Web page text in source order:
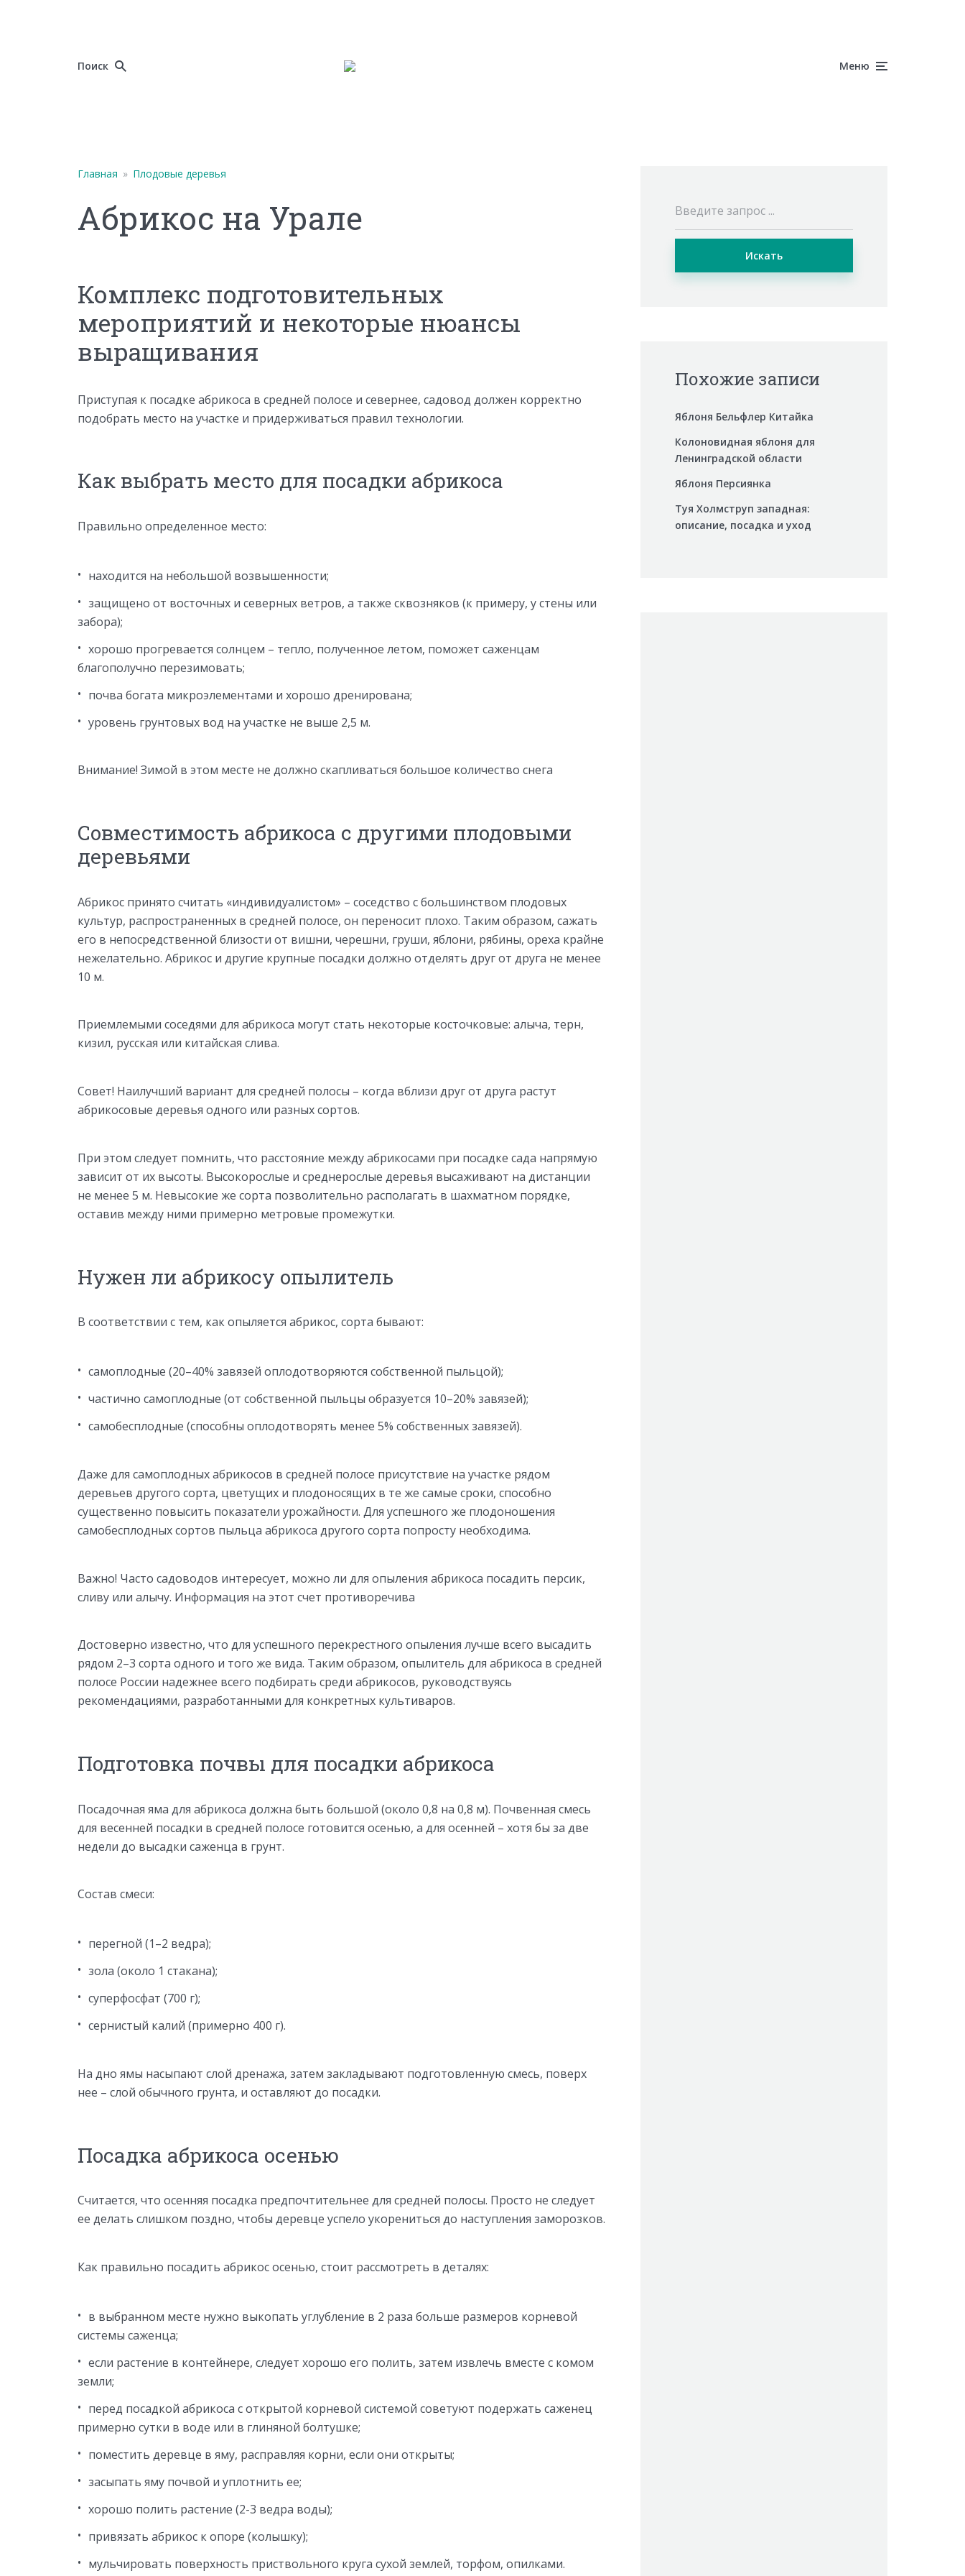
Поиск Меню
Главная » Плодовые деревья
Абрикос на Урале
Комплекс подготовительных
мероприятий и некоторые нюансы
выращивания
Приступая к посадке абрикоса в средней полосе и севернее, садовод должен корректно
подобрать место на участке и придерживаться правил технологии.
Как выбрать место для посадки абрикоса
Правильно определенное место:
находится на небольшой возвышенности;
защищено от восточных и северных ветров, а также сквозняков (к примеру, у стены или
забора);
хорошо прогревается солнцем – тепло, полученное летом, поможет саженцам
благополучно перезимовать;
почва богата микроэлементами и хорошо дренирована;
уровень грунтовых вод на участке не выше 2,5 м.
Внимание! Зимой в этом месте не должно скапливаться большое количество снега
Совместимость абрикоса с другими плодовыми
деревьями
Абрикос принято считать «индивидуалистом» – соседство с большинством плодовых
культур, распространенных в средней полосе, он переносит плохо. Таким образом, сажать
его в непосредственной близости от вишни, черешни, груши, яблони, рябины, ореха крайне
нежелательно. Абрикос и другие крупные посадки должно отделять друг от друга не менее
10 м.
Приемлемыми соседями для абрикоса могут стать некоторые косточковые: алыча, терн,
кизил, русская или китайская слива.
Совет! Наилучший вариант для средней полосы – когда вблизи друг от друга растут
абрикосовые деревья одного или разных сортов.
При этом следует помнить, что расстояние между абрикосами при посадке сада напрямую
зависит от их высоты. Высокорослые и среднерослые деревья высаживают на дистанции
не менее 5 м. Невысокие же сорта позволительно располагать в шахматном порядке,
оставив между ними примерно метровые промежутки.
Нужен ли абрикосу опылитель
В соответствии с тем, как опыляется абрикос, сорта бывают:
самоплодные (20–40% завязей оплодотворяются собственной пыльцой);
частично самоплодные (от собственной пыльцы образуется 10–20% завязей);
самобесплодные (способны оплодотворять менее 5% собственных завязей).
Даже для самоплодных абрикосов в средней полосе присутствие на участке рядом
деревьев другого сорта, цветущих и плодоносящих в те же самые сроки, способно
существенно повысить показатели урожайности. Для успешного же плодоношения
самобесплодных сортов пыльца абрикоса другого сорта попросту необходима.
Важно! Часто садоводов интересует, можно ли для опыления абрикоса посадить персик,
сливу или алычу. Информация на этот счет противоречива
Достоверно известно, что для успешного перекрестного опыления лучше всего высадить
рядом 2–3 сорта одного и того же вида. Таким образом, опылитель для абрикоса в средней
полосе России надежнее всего подбирать среди абрикосов, руководствуясь
рекомендациями, разработанными для конкретных культиваров.
Подготовка почвы для посадки абрикоса
Посадочная яма для абрикоса должна быть большой (около 0,8 на 0,8 м). Почвенная смесь
для весенней посадки в средней полосе готовится осенью, а для осенней – хотя бы за две
недели до высадки саженца в грунт.
Состав смеси:
перегной (1–2 ведра);
зола (около 1 стакана);
суперфосфат (700 г);
сернистый калий (примерно 400 г).
На дно ямы насыпают слой дренажа, затем закладывают подготовленную смесь, поверх
нее – слой обычного грунта, и оставляют до посадки.
Посадка абрикоса осенью
Считается, что осенняя посадка предпочтительнее для средней полосы. Просто не следует
ее делать слишком поздно, чтобы деревце успело укорениться до наступления заморозков.
Как правильно посадить абрикос осенью, стоит рассмотреть в деталях:
в выбранном месте нужно выкопать углубление в 2 раза больше размеров корневой
системы саженца;
если растение в контейнере, следует хорошо его полить, затем извлечь вместе с комом
земли;
перед посадкой абрикоса с открытой корневой системой советуют подержать саженец
примерно сутки в воде или в глиняной болтушке;
поместить деревце в яму, расправляя корни, если они открыты;
засыпать яму почвой и уплотнить ее;
хорошо полить растение (2-3 ведра воды);
привязать абрикос к опоре (колышку);
мульчировать поверхность приствольного круга сухой землей, торфом, опилками.
Искать
Похожие записи
Яблоня Бельфлер Китайка
Колоновидная яблоня для
Ленинградской области
Яблоня Персиянка
Туя Холмструп западная:
описание, посадка и уход